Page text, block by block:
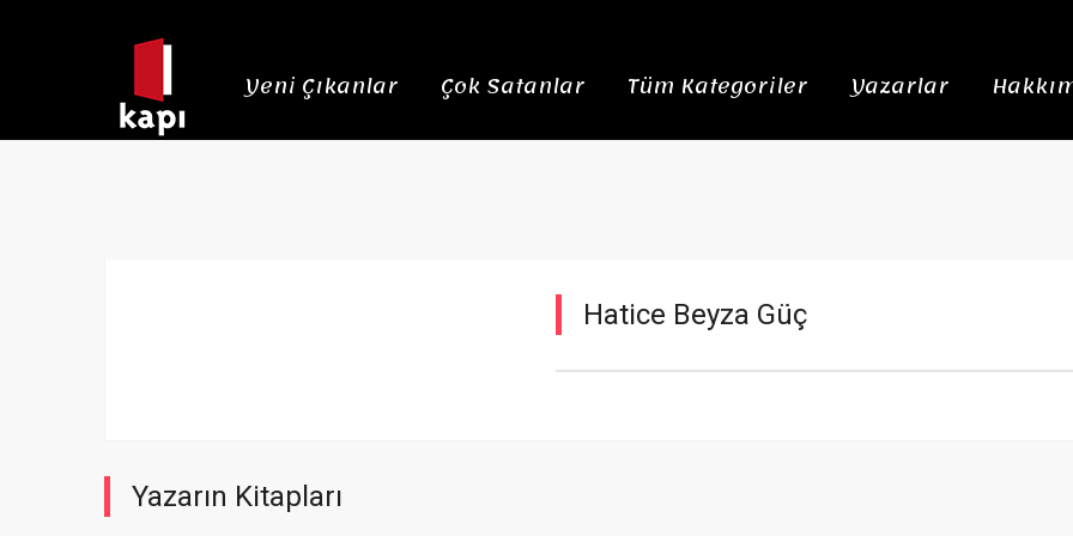
Yeni Çıkanlar Çok Satanlar Tüm Kategoriler Yazarlar
Hatice Beyza Güç
Yazarın Kitapları